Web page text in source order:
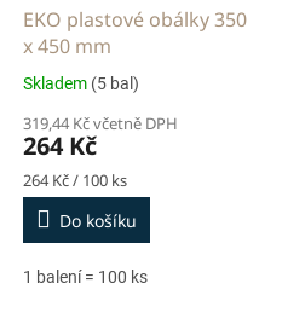
EKO plastové obálky 350
x 450 mm
Skladem (5 bal)
319,44 Kč včetně DPH
264 Kč
Měrná
cena:
264 Kč / 100 ks
Do košíku
1 balení = 100 ks